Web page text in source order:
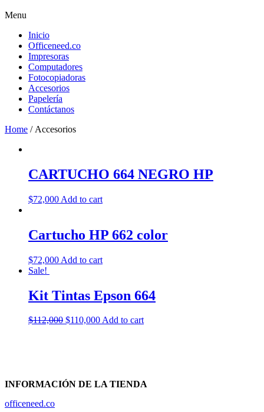
Menu
Inicio
Officeneed.co
Impresoras
Computadores
Fotocopiadoras
Accesorios
Papelería
Contáctanos
Home / Accesorios
CARTUCHO 664 NEGRO HP
$72,000 Add to cart
Cartucho HP 662 color
$72,000 Add to cart
Sale!
Kit Tintas Epson 664
$112,000 $110,000Add to cart
INFORMACIÓN DE LA TIENDA
officeneed.co